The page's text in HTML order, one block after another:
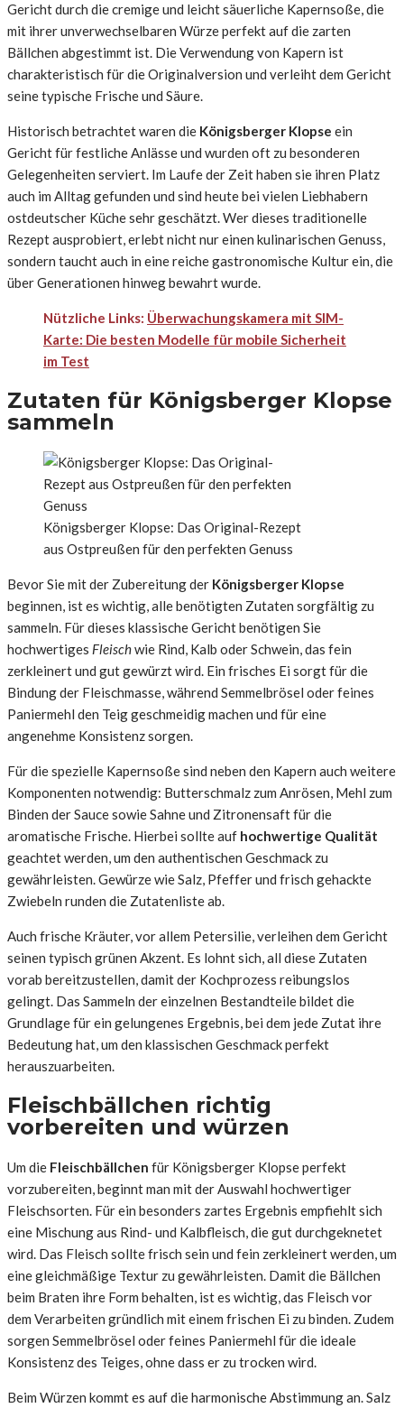
Gericht durch die cremige und leicht säuerliche Kapernsoße, die
mit ihrer unverwechselbaren Würze perfekt auf die zarten
Bällchen abgestimmt ist. Die Verwendung von Kapern ist
charakteristisch für die Originalversion und verleiht dem Gericht
seine typische Frische und Säure.
Historisch betrachtet waren die Königsberger Klopse ein
Gericht für festliche Anlässe und wurden oft zu besonderen
Gelegenheiten serviert. Im Laufe der Zeit haben sie ihren Platz
auch im Alltag gefunden und sind heute bei vielen Liebhabern
ostdeutscher Küche sehr geschätzt. Wer dieses traditionelle
Rezept ausprobiert, erlebt nicht nur einen kulinarischen Genuss,
sondern taucht auch in eine reiche gastronomische Kultur ein, die
über Generationen hinweg bewahrt wurde.
Nützliche Links: Überwachungskamera mit SIM-
Karte: Die besten Modelle für mobile Sicherheit
im Test
Zutaten für Königsberger Klopse
sammeln
Königsberger Klopse: Das Original-Rezept
aus Ostpreußen für den perfekten Genuss
Bevor Sie mit der Zubereitung der Königsberger Klopse
beginnen, ist es wichtig, alle benötigten Zutaten sorgfältig zu
sammeln. Für dieses klassische Gericht benötigen Sie
hochwertiges Fleischwie Rind, Kalb oder Schwein, das fein
zerkleinert und gut gewürzt wird. Ein frisches Ei sorgt für die
Bindung der Fleischmasse, während Semmelbrösel oder feines
Paniermehl den Teig geschmeidig machen und für eine
angenehme Konsistenz sorgen.
Für die spezielle Kapernsoße sind neben den Kapern auch weitere
Komponenten notwendig: Butterschmalz zum Anrösen, Mehl zum
Binden der Sauce sowie Sahne und Zitronensaft für die
aromatische Frische. Hierbei sollte auf hochwertige Qualität
geachtet werden, um den authentischen Geschmack zu
gewährleisten. Gewürze wie Salz, Pfeffer und frisch gehackte
Zwiebeln runden die Zutatenliste ab.
Auch frische Kräuter, vor allem Petersilie, verleihen dem Gericht
seinen typisch grünen Akzent. Es lohnt sich, all diese Zutaten
vorab bereitzustellen, damit der Kochprozess reibungslos
gelingt. Das Sammeln der einzelnen Bestandteile bildet die
Grundlage für ein gelungenes Ergebnis, bei dem jede Zutat ihre
Bedeutung hat, um den klassischen Geschmack perfekt
herauszuarbeiten.
Fleischbällchen richtig
vorbereiten und würzen
Um die Fleischbällchen für Königsberger Klopse perfekt
vorzubereiten, beginnt man mit der Auswahl hochwertiger
Fleischsorten. Für ein besonders zartes Ergebnis empfiehlt sich
eine Mischung aus Rind- und Kalbfleisch, die gut durchgeknetet
wird. Das Fleisch sollte frisch sein und fein zerkleinert werden, um
eine gleichmäßige Textur zu gewährleisten. Damit die Bällchen
beim Braten ihre Form behalten, ist es wichtig, das Fleisch vor
dem Verarbeiten gründlich mit einem frischen Ei zu binden. Zudem
sorgen Semmelbrösel oder feines Paniermehl für die ideale
Konsistenz des Teiges, ohne dass er zu trocken wird.
Beim Würzen kommt es auf die harmonische Abstimmung an. Salz